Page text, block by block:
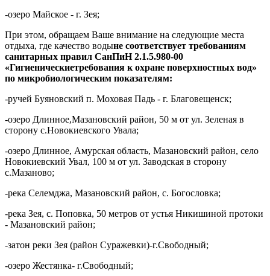
-озеро Майское - г. Зея;
При этом, обращаем Ваше внимание на следующие места
отдыха, где качество водыне соответствует требованиям
санитарных правил СанПиН 2.1.5.980-00
«Гигиеническиетребования к охране поверхностных вод»
по микробиологическим показателям:
-ручей Буяновский п. Моховая Падь - г. Благовещенск;
-озеро Длинное,Мазановский район, 50 м от ул. Зеленая в
сторону с.Новокиевского Увала;
-озеро Длинное, Амурская область, Мазановский район, село
Новокиевский Увал, 100 м от ул. Заводская в сторону
с.Мазаново;
-река Селемджа, Мазановский район, с. Богословка;
-река Зея, с. Поповка, 50 метров от устья Никишиной протоки
- Мазановский район;
-затон реки Зея (район Суражевки)-г.Свободный;
-озеро Жестянка- г.Свободный;